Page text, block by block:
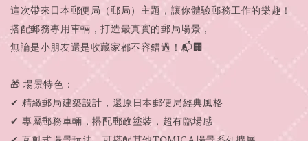
這次帶來日本郵便局（郵局）主題，讓你體驗郵務工作的樂趣！
搭配郵務專用車輛，打造最真實的郵局場景，
無論是小朋友還是收藏家都不容錯過！📬🏢
🎁 場景特色：
✔ 精緻郵局建築設計，還原日本郵便局經典風格
✔ 專屬郵務車輛，搭配郵政塗裝，超有臨場感